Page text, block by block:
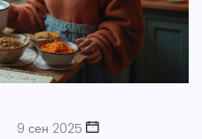
9 сен 2025